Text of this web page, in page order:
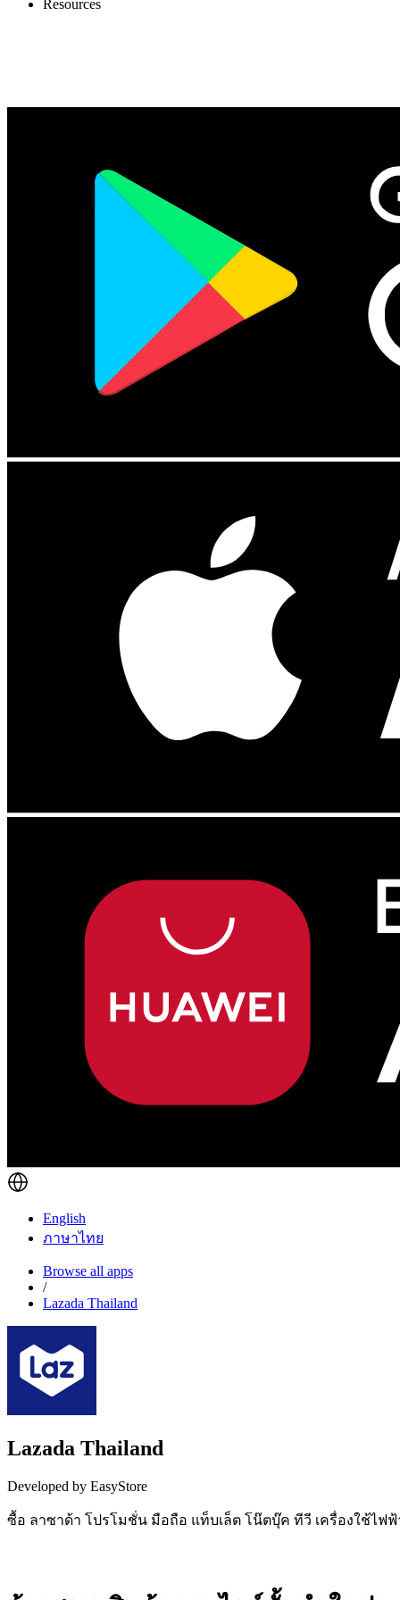
Resources
English
ภาษาไทย
Browse all apps
/
Lazada Thailand
Lazada Thailand
Developed by EasyStore
ซื้อ ลาซาด้า โปรโมชั่น มือถือ แท็บเล็ต โน๊ตบุ๊ค ทีวี เครื่องใช้ไฟฟ้